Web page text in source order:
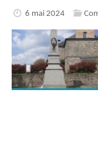
6 mai 2024